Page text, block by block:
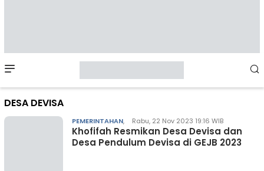
Menu
DESA DEVISA
PEMERINTAHAN, Rabu, 22 Nov 2023 19:16 WIB
Khofifah Resmikan Desa Devisa dan
Desa Pendulum Devisa di GEJB 2023